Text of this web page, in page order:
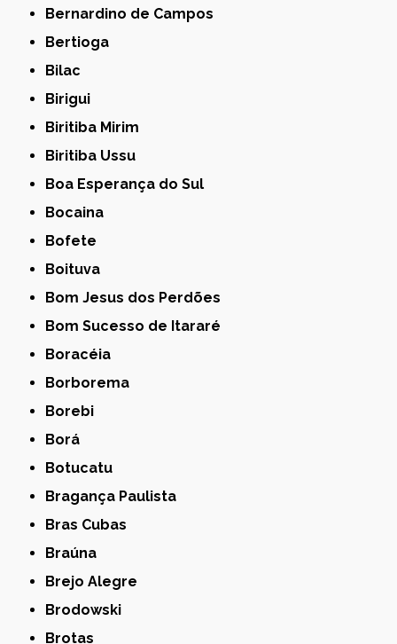
Bernardino de Campos
Bertioga
Bilac
Birigui
Biritiba Mirim
Biritiba Ussu
Boa Esperança do Sul
Bocaina
Bofete
Boituva
Bom Jesus dos Perdões
Bom Sucesso de Itararé
Boracéia
Borborema
Borebi
Borá
Botucatu
Bragança Paulista
Bras Cubas
Braúna
Brejo Alegre
Brodowski
Brotas